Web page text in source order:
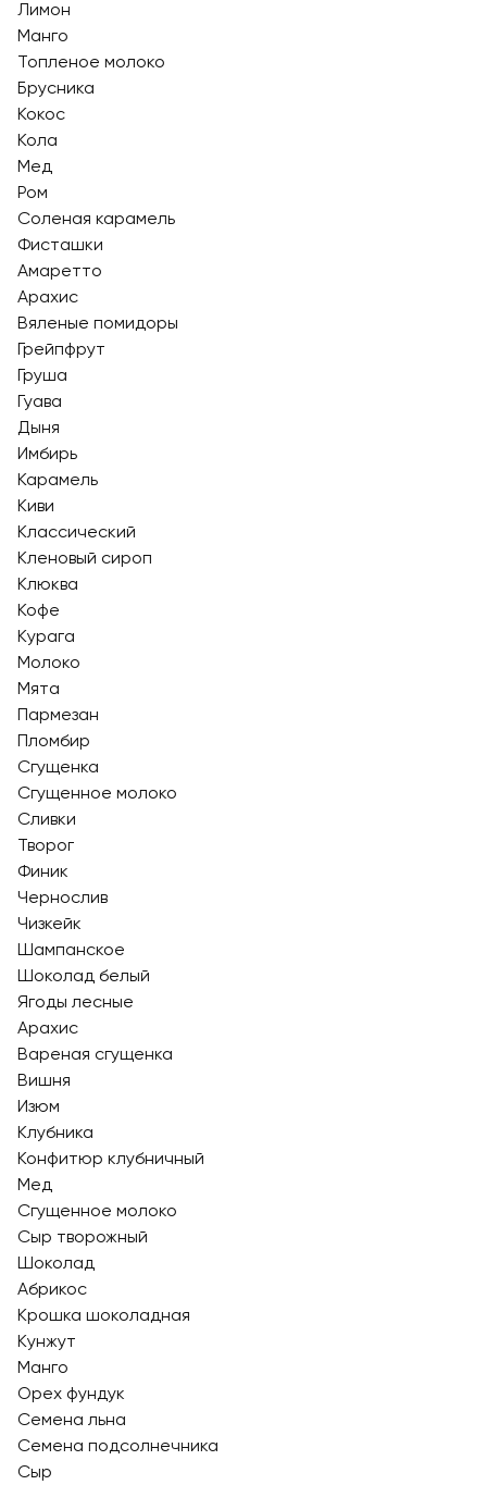
Лимон
Манго
Топленое молоко
Брусника
Кокос
Кола
Мед
Ром
Соленая карамель
Фисташки
Амаретто
Арахис
Вяленые помидоры
Грейпфрут
Груша
Гуава
Дыня
Имбирь
Карамель
Киви
Классический
Кленовый сироп
Клюква
Кофе
Курага
Молоко
Мята
Пармезан
Пломбир
Сгущенка
Сгущенное молоко
Сливки
Творог
Финик
Чернослив
Чизкейк
Шампанское
Шоколад белый
Ягоды лесные
Арахис
Вареная сгущенка
Вишня
Изюм
Клубника
Конфитюр клубничный
Мед
Сгущенное молоко
Сыр творожный
Шоколад
Абрикос
Крошка шоколадная
Кунжут
Манго
Орех фундук
Семена льна
Семена подсолнечника
Сыр